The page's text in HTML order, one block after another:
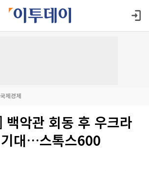
국제경제
백악관 회동 후 우크라
대…스톡스600